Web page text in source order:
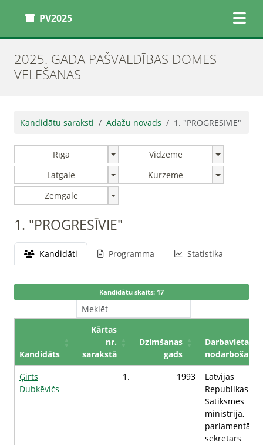
PV2025
2025. GADA PAŠVALDĪBAS DOMES
VĒLĒŠANAS
Kandidātu saraksti Ādažu novads 1. "PROGRESĪVIE"
Rīga
Vidzeme
Latgale
Kurzeme
Zemgale
1. "PROGRESĪVIE"
Kandidāti Programma Statistika
Kandidātu skaits: 17
Kandidāts
Kārtas
nr.
sarakstā
Dzimšanas
gads
Darbavieta /
nodarbošanās
Ģirts
Dubkēvičs
1. 1993
Latvijas
Republikas
Satiksmes
ministrija,
sekretārs